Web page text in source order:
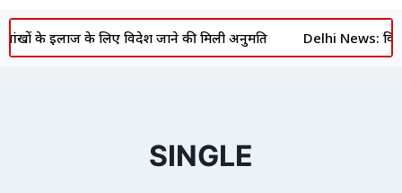
के इलाज के लिए विदेश जाने की मिली अनुमति Delhi News:
SINGLE